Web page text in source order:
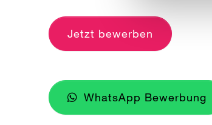
Jetzt bewerben
WhatsApp Bewerbung